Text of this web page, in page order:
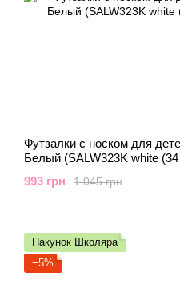
Футзалки с носком для
Белый (SALW323K white
1 045 грн
993 грн
Пакунок Школяра
−5%